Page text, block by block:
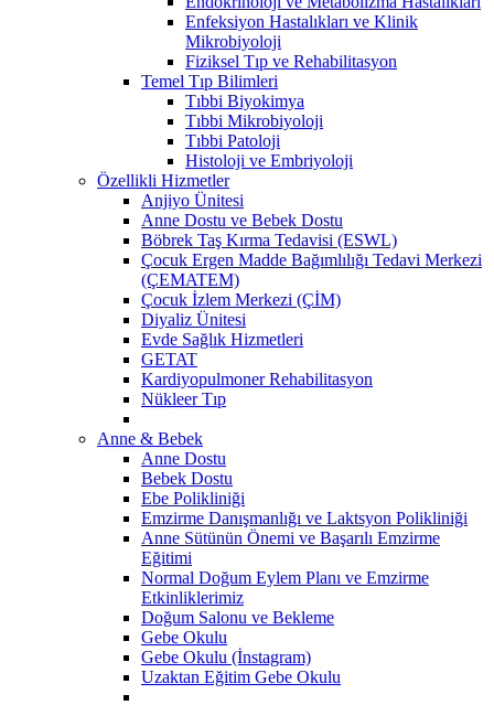
Enfeksiyon Hastalıkları ve Klinik
Mikrobiyoloji
Fiziksel Tıp ve Rehabilitasyon
Temel Tıp Bilimleri
Tıbbi Biyokimya
Tıbbi Mikrobiyoloji
Tıbbi Patoloji
Histoloji ve Embriyoloji
Özellikli Hizmetler
Anjiyo Ünitesi
Anne Dostu ve Bebek Dostu
Böbrek Taş Kırma Tedavisi (ESWL)
Çocuk Ergen Madde Bağımlılığı Tedavi Merkezi
(ÇEMATEM)
Çocuk İzlem Merkezi (ÇİM)
Diyaliz Ünitesi
Evde Sağlık Hizmetleri
GETAT
Kardiyopulmoner Rehabilitasyon
Nükleer Tıp
Anne & Bebek
Anne Dostu
Bebek Dostu
Ebe Polikliniği
Emzirme Danışmanlığı ve Laktsyon Polikliniği
Anne Sütünün Önemi ve Başarılı Emzirme
Eğitimi
Normal Doğum Eylem Planı ve Emzirme
Etkinliklerimiz
Doğum Salonu ve Bekleme
Gebe Okulu
Gebe Okulu (İnstagram)
Uzaktan Eğitim Gebe Okulu